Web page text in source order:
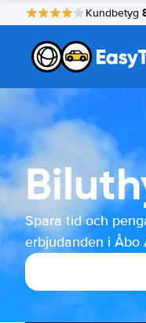
Kundbetyg
Spara tid och
erbjudanden i Åbo